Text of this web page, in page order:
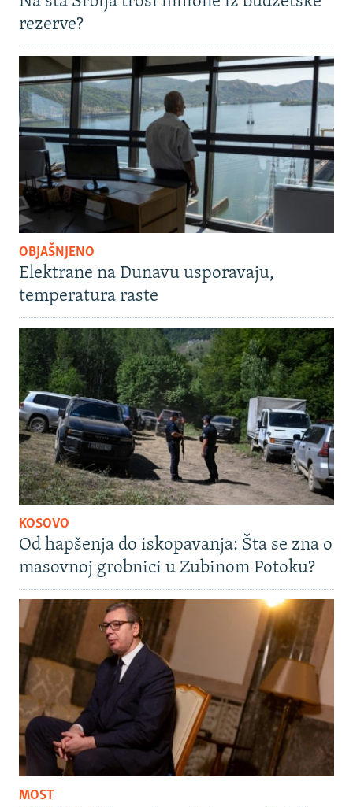
rezerve?
OBJAŠNJENO
Elektrane na Dunavu usporavaju,
temperatura raste
KOSOVO
Od hapšenja do iskopavanja: Šta se zna o
masovnoj grobnici u Zubinom Potoku?
MOST